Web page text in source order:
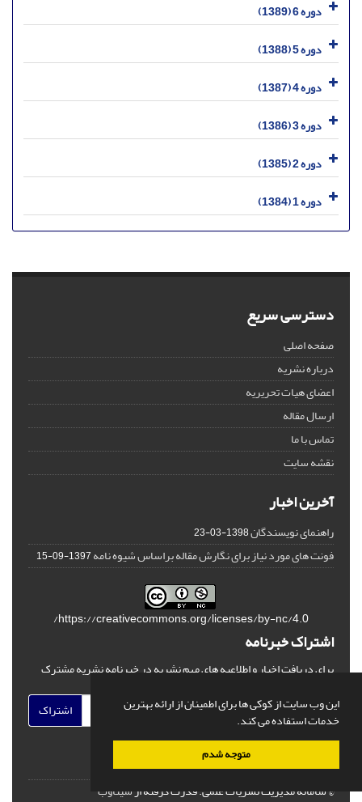
این وب سایت از کوکی ها برای اطمینان از ارائه بهترین
خدمات استفاده می کند.
متوجه شدم
دوره 6 (1389)
دوره 5 (1388)
دوره 4 (1387)
دوره 3 (1386)
دوره 2 (1385)
دوره 1 (1384)
دسترسی سریع
صفحه اصلی
درباره نشریه
اعضای هیات تحریریه
ارسال مقاله
تماس با ما
نقشه سایت
آخرین اخبار
راهنمای نویسندگان1398-03-23
فونت های مورد نیاز برای نگارش مقاله براساس شیوه نامه1397-09-15
https://creativecommons.org/licenses/by-nc/4.0/
اشتراک خبرنامه
برای دریافت اخبار و اطلاعیه های مهم نشریه در خبرنامه نشریه مشترک
اشتراک
© سامانه مدیریت نشریات علمی.قدرت گرفته ازسیناوب